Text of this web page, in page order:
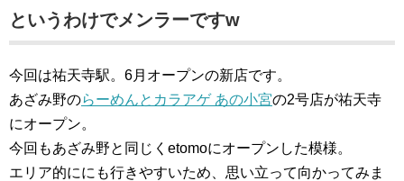
というわけでメンラーですw
今回は祐天寺駅。6月オープンの新店です。
あざみ野のらーめんとカラアゲ あの小宮の2号店が祐天寺
にオープン。
今回もあざみ野と同じくetomoにオープンした模様。
エリア的ににも行きやすいため、思い立って向かってみま